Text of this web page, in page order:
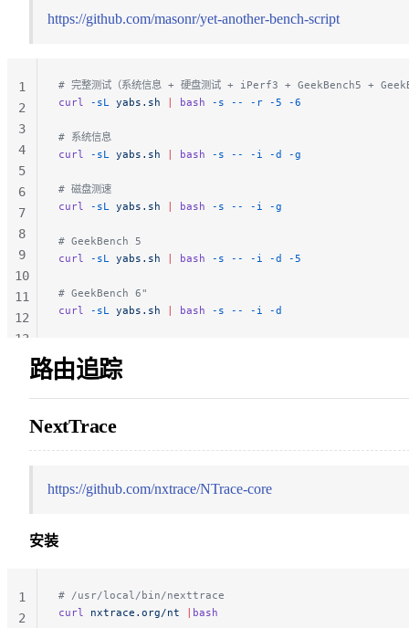
https://github.com/masonr/yet-another-bench-script
# 完整测试（系统信息 + 硬盘测试 + iPerf3 + GeekBench5 +
curl
-sL yabs.sh | bash -s -- -r -5 -6
# 系统信息
curl
-sL yabs.sh | bash -s -- -i -d -g
# 磁盘测速
curl
-sL yabs.sh | bash -s -- -i -g
# GeekBench 5
curl
-sL yabs.sh | bash -s -- -i -d -5
# GeekBench 6"
curl
-sL yabs.sh | bash -s -- -i -d
1
2
3
4
5
6
7
8
9
10
11
12
13
路由追踪
NextTrace
https://github.com/nxtrace/NTrace-core
安装
# /usr/local/bin/nexttrace
curl nxtrace.org/nt bash
1
2